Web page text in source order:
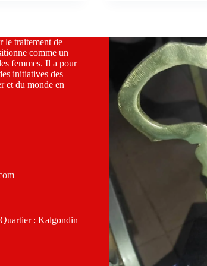
le traitement de
comme un
femmes. Il a pour
initiatives des
et du monde en
: Kalgondin